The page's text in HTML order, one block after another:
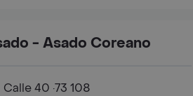
- Asado Coreano
Calle 40 ·73 108